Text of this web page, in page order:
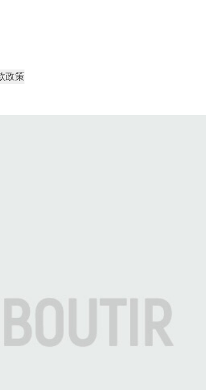
政策